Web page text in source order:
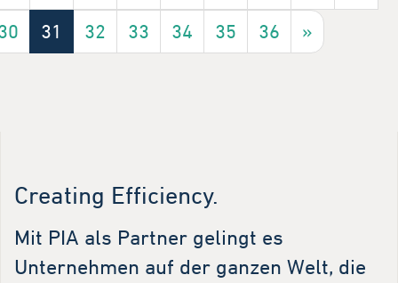
31 32 33 34 35 36 »
Creating Efficiency.
Mit PIA als Partner gelingt es
Unternehmen auf der ganzen Welt, die